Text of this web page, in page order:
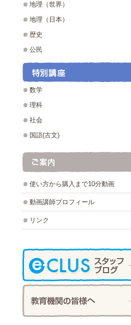
地理（世界）
地理（日本）
歴史
公民
数学
理科
社会
国語(古文)
使い方から購入まで10分動画
動画講師プロフィール
リンク